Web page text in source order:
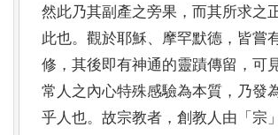
然此乃其副產之旁果 ， 而其所求之
此也。觀於耶穌、 摩罕默德 ， 皆嘗
修 ，其後即有神通的靈蹟傳留 ，可
常人之內心特殊感驗為本質 ， 乃發
乎人也。故宗教者 ，創教人由 「宗